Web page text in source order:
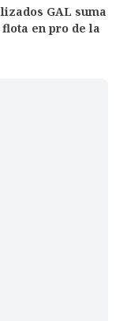
GAL suma
flota en pro de la